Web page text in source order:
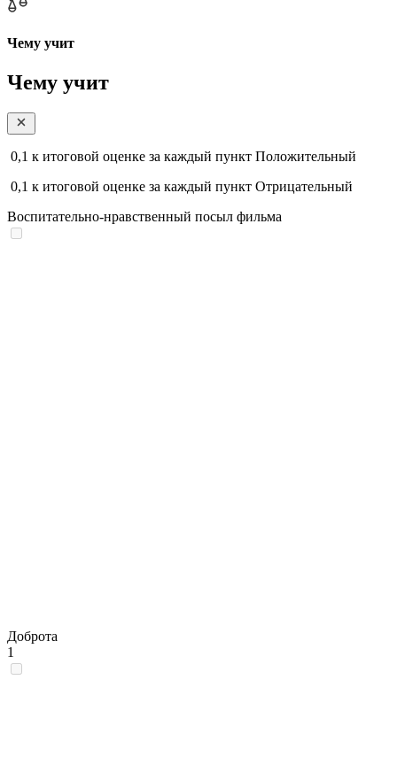
Чему учит
Чему учит
0,1 к итоговой оценке за каждый пункт Положительный
0,1 к итоговой оценке за каждый пункт Отрицательный
Воспитательно-нравственный посыл фильма
Доброта
1